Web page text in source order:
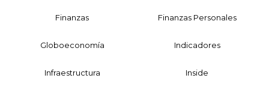
Finanzas Finanzas Personales
Globoeconomía Indicadores
Infraestructura Inside